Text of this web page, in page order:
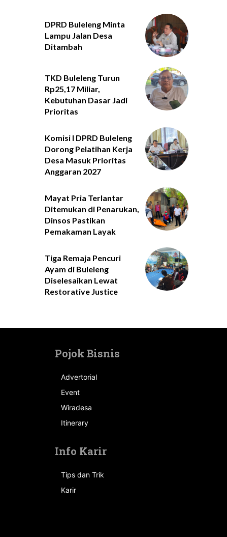
DPRD Buleleng Minta
Lampu Jalan Desa
Ditambah
TKD Buleleng Turun
Rp25,17 Miliar,
Kebutuhan Dasar Jadi
Prioritas
Komisi I DPRD Buleleng
Dorong Pelatihan Kerja
Desa Masuk Prioritas
Anggaran 2027
Mayat Pria Terlantar
Ditemukan di Penarukan,
Dinsos Pastikan
Pemakaman Layak
Tiga Remaja Pencuri
Ayam di Buleleng
Diselesaikan Lewat
Restorative Justice
Pojok Bisnis
Advertorial
Event
Wiradesa
Itinerary
Info Karir
Tips dan Trik
Karir